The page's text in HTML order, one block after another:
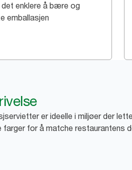
det enklere å bære og
emballasjen
er ideelle i miljøer der
farger for å matche restaurantens